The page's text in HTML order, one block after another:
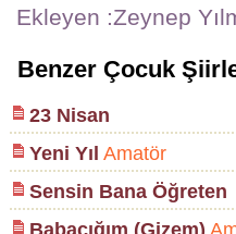
Ekleyen :Zeynep
Benzer Çocuk
23 Nisan
Yeni Yıl Amatör
Sensin Bana Öğreten
Babacığım (Gizem)